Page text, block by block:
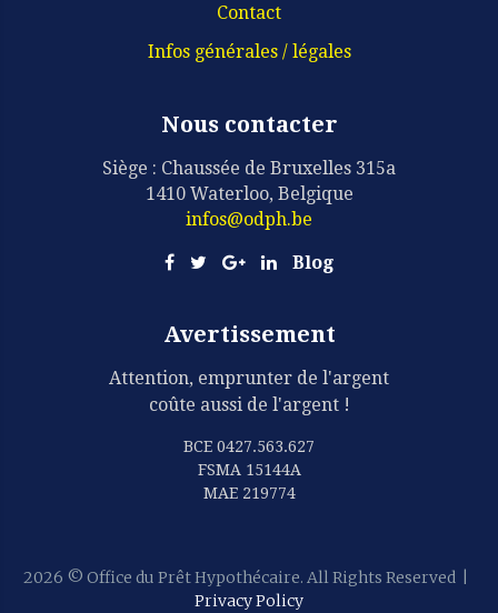
Contact
Infos générales / légales
Nous contacter
Siège : Chaussée de Bruxelles 315a
1410 Waterloo, Belgique
infos@odph.be
Blog
Avertissement
Attention, emprunter de l'argent
coûte aussi de l'argent !
BCE 0427.563.627
FSMA 15144A
MAE 219774
2026 © Office du Prêt Hypothécaire. All Rights Reserved
Privacy Policy